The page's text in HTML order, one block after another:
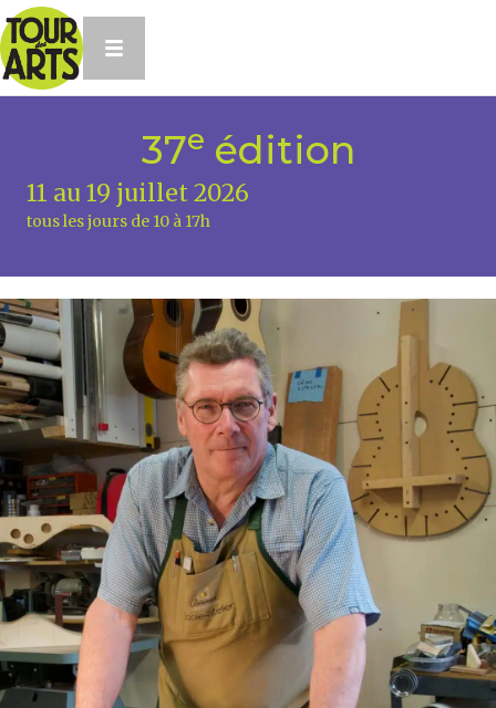
37e édition
11 au 19 juillet 2026
tous les jours de 10 à 17h